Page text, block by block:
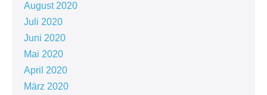
August 2020
Juli 2020
Juni 2020
Mai 2020
April 2020
März 2020